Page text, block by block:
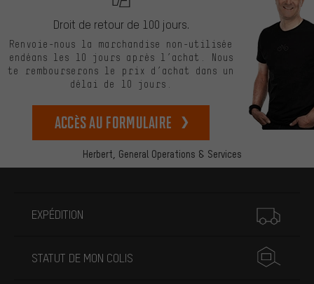
Herbert, General Operations & Services
Droit de retour de 100 jours.
Renvoie-nous la marchandise non-utilisée
endéans les 10 jours après l’achat. Nous
te rembourserons le prix d’achat dans un
délai de 10 jours.
Accès au formulaire
EXPÉDITION
STATUT DE MON COLIS